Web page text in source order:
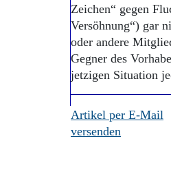
Zeichen“ gegen
Versöhnung“) gar
oder andere
Gegner des
jetzigen Situation
Artikel per E-Mail
versenden